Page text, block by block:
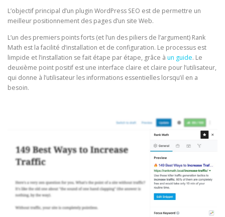
L’objectif principal d’un plugin WordPress SEO est de permettre un
meilleur positionnement des pages d’un site Web.
L’un des premiers points forts (et l’un des piliers de l’argument) Rank
Math est la facilité d’installation et de configuration. Le processus est
limpide et l’installation se fait étape par étape, grâce à un guide. Le
deuxième point positif est une interface claire et claire pour l’utilisateur,
qui donne à l’utilisateur les informations essentielles lorsqu’il en a
besoin.